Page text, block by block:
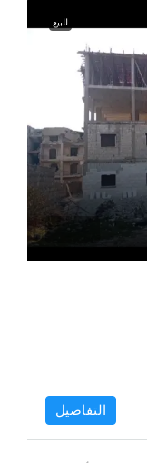
للبيع
التفاصيل